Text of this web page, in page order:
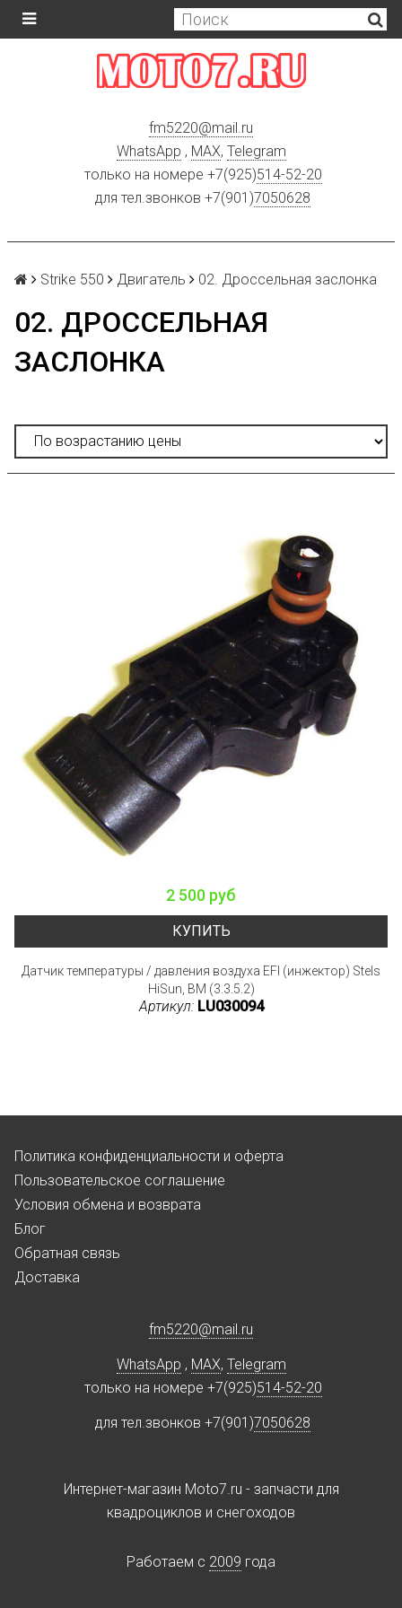
fm5220@mail.ru
WhatsApp , MAX, Telegram
только на номере +7(925)514-52-20
для тел.звонков +7(901)7050628
Strike 550 Двигатель 02. Дроссельная заслонка
02. ДРОССЕЛЬНАЯ
ЗАСЛОНКА
2 500 руб
КУПИТЬ
Датчик температуры / давления воздуха EFI (инжектор) Stels
HiSun, BM (3.3.5.2)
Артикул: LU030094
Политика конфиденциальности и оферта
Пользовательское соглашение
Условия обмена и возврата
Блог
Обратная связь
Доставка
fm5220@mail.ru
WhatsApp , MAX, Telegram
только на номере +7(925)514-52-20
для тел.звонков +7(901)7050628
Интернет-магазин Moto7.ru - запчасти для
квадроциклов и снегоходов
Работаем c 2009 года